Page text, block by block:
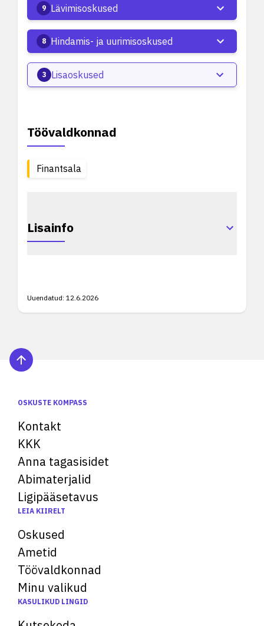
9 Lävimisoskused
8 Hindamis- ja uurimisoskused
3 Lisaoskused
Töövaldkonnad
Finantsala
Lisainfo
Uuendatud: 12.6.2026
OSKUSTE KOMPASS
Kontakt
KKK
Anna tagasisidet
Abimaterjalid
Ligipääsetavus
LEIA KIIRELT
Oskused
Ametid
Töövaldkonnad
Minu valikud
KASULIKUD LINGID